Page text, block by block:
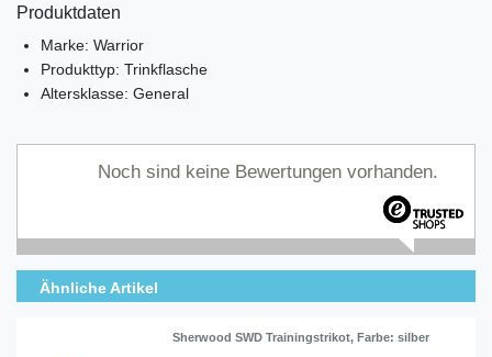
Produktdaten
Marke: Warrior
Produkttyp: Trinkflasche
Altersklasse: General
Noch sind keine Bewertungen vorhanden.
Ähnliche Artikel
Sherwood SWD Trainingstrikot, Farbe: silber